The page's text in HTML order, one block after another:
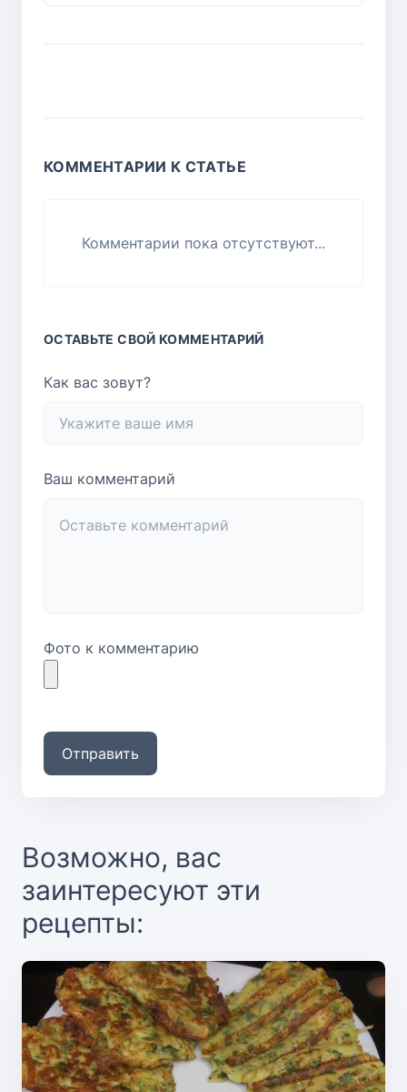
КОММЕНТАРИИ К СТАТЬЕ
Комментарии пока отсутствуют...
ОСТАВЬТЕ СВОЙ КОММЕНТАРИЙ
Как вас зовут?
Ваш комментарий
Фото к комментарию
Отправить
Возможно, вас
заинтересуют эти
рецепты: